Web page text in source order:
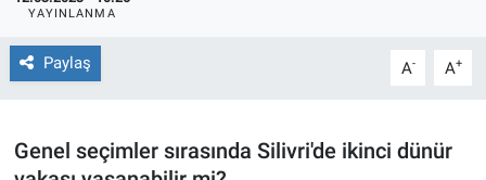
YAYINLANMA
Paylaş A- A+
Genel seçimler sırasında Silivri'de ikinci dünür
Tüm Manşetler
Son Dakika Haberleri